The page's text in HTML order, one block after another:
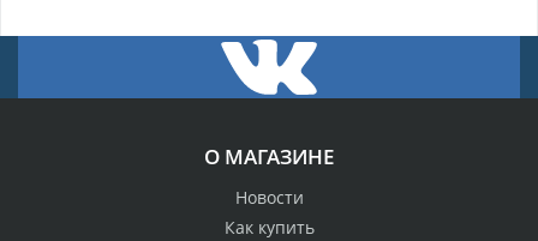
О МАГАЗИНЕ
Новости
Как купить